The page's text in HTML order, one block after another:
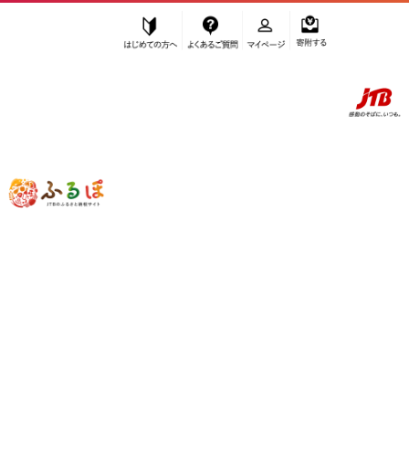
ふるぽ JTBのふるさと納税サイト
「ふるさと納税」TOP